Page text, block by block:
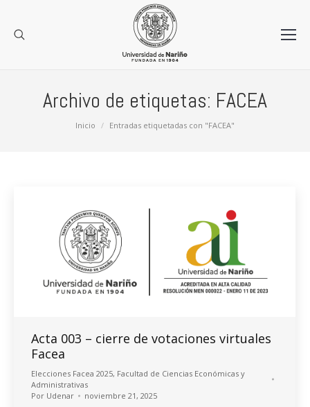
Archivo de etiquetas: FACEA
Inicio Entradas etiquetadas con "FACEA"
Acta 003 – cierre de votaciones virtuales
Facea
Elecciones Facea 2025, Facultad de Ciencias Económicas y
Administrativas
Por Udenar noviembre 21, 2025